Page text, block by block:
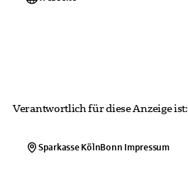
Verantwortlich für diese Anzeige ist:
Sparkasse KölnBonn Impressum